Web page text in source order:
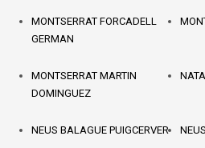
MONTSERRAT FORCADELL
GERMAN
MONTSERRAT MARTIN
DOMINGUEZ
NEUS BALAGUE PUIGCERVER